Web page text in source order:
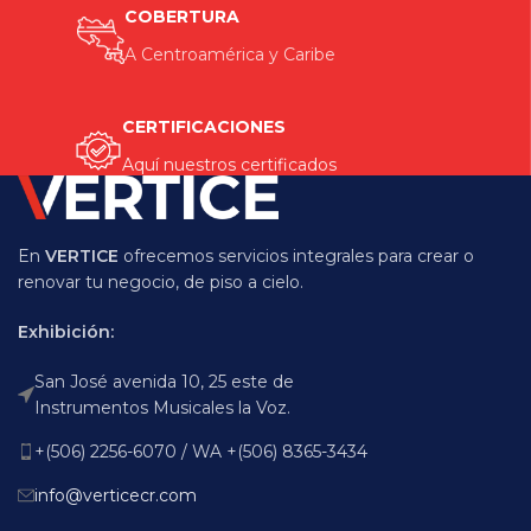
COBERTURA
A Centroamérica y Caribe
CERTIFICACIONES
Aquí nuestros certificados
En VERTICE ofrecemos servicios integrales para crear o
renovar tu negocio, de piso a cielo.
Exhibición:
San José avenida 10, 25 este de
Instrumentos Musicales la Voz.
+(506) 2256-6070 / WA +(506) 8365-3434
info@verticecr.com